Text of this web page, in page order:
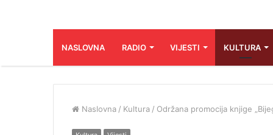
NASLOVNA RADIO VIJESTI KULTURA
Naslovna / Kultura / Održana promocija knjige